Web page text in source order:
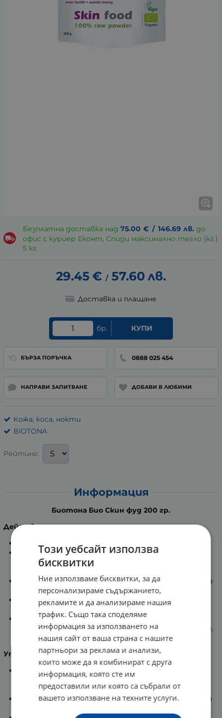
Безплатна доставка над 75.00 € / 146.69 лв. до
офис с куриер Еконт, Спиди максимално тегло (кг.)
5 кг.
29.45 € / 57.60 лв.
Доставка и плащане
бр. КУПИ
БЪРЗА ПОРЪЧКА 0888 025 454
НАПРАВИ ЗАПИТВАНЕ ДОБАВИ В ЛЮБИМИ
Кожа, коса, нокти
BIOTONA
Рейтинг:
Информация
Биотона Био Скин фуд 200 гр.
Действие:
Синергичен микс от 35 ценни суперхрани!
Съдържа суров прах от алое вера, коприва, морски
зърнастец и куркума, които поддържат кожата
Лиофилизираните прахове от готу кола и коприва
осигуряват по-добър кръвен поток към кожата.
Матча и боровинка дават на кожата свеж тен и
стимулират клетъчната регенерация.
Сместа съдържа прахообразен ананас, зеле, какао,
годжи, нар, лилава царевица, папая, червено цвекло,
домати, четири вида мицели от гъби.
Употреба:
Добавете 5 до 15 грама към смутита и шейкове,
плодове (сокове) или други суперхрани, мляко,
кисело мляко или вода.
По този начин можете да добавите здравословна
Този уебсайт използва
бисквитки
Ние използваме бисквитки, за да
персонализираме съдържанието,
рекламите и да анализираме нашия
трафик. Също така споделяме
информация за използването на
нашия сайт от ваша страна с нашите
партньори за реклама и анализи,
които може да я комбинират с друга
информация, която сте им
предоставили или която са събрали от
вашето използване на техните услуги.